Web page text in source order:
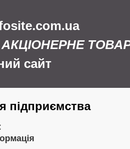
сайт
підприємства